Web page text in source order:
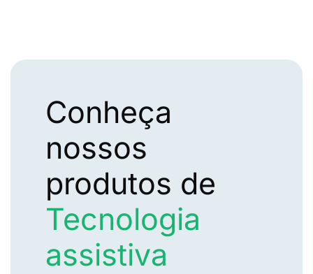
Conheça
nossos
produtos de
Tecnologia
assistiva